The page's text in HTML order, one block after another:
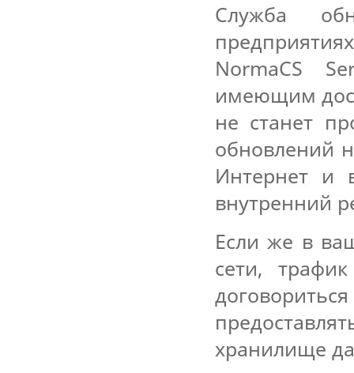
Служба
NormaCS
имеющим
не станет
обновлений
Интернет и
внутренний
Если же в
сети,
хранилище